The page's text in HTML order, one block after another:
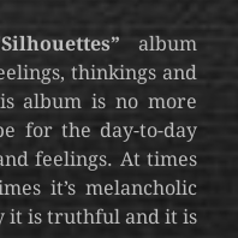
album
thinkings and
album is no more
for the day-to-day
feelings. At times
it’s melancholic
it is truthful and it is